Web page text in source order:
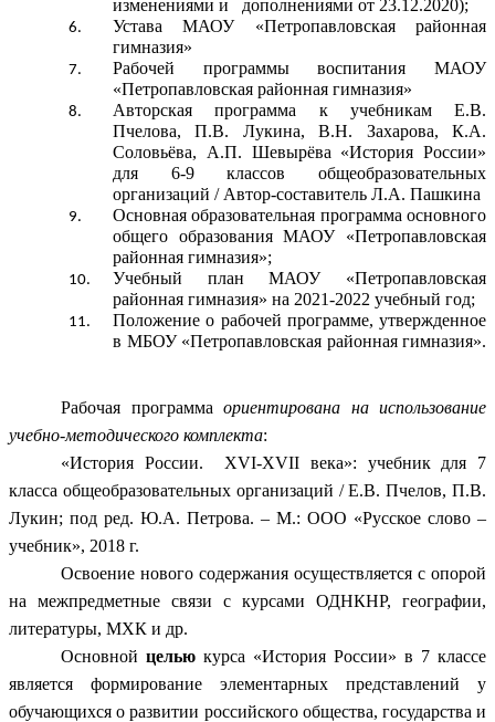
изменениями и дополнениями от 23.12.2020);
Устава МАОУ «Петропавловская районная
гимназия»
Рабочей программы воспитания МАОУ
«Петропавловская районная гимназия»
Авторская программа к учебникам Е.В.
Пчелова, П.В. Лукина, В.Н. Захарова, К.А.
Соловьёва, А.П. Шевырёва «История России»
для 6-9 классов общеобразовательных
организаций / Автор-составитель Л.А. Пашкина
Основная образовательная программа основного
общего образования МАОУ «Петропавловская
районная гимназия»;
Учебный план МАОУ «Петропавловская
районная гимназия» на 2021-2022 учебный год;
Положение о рабочей программе, утвержденное
в МБОУ «Петропавловская районная гимназия».
Рабочая программаориентирована на использование
учебно-методического комплекта:
«История России. XVI-XVII века»: учебник для 7
класса общеобразовательных организаций / Е.В. Пчелов, П.В.
Лукин; под ред. Ю.А. Петрова. – М.: ООО «Русское слово –
учебник», 2018 г.
Освоение нового содержания осуществляется с опорой
на межпредметные связи с курсами ОДНКНР, географии,
литературы, МХК и др.
Основнойцелью курса «История России» в 7 классе
является формирование элементарных представлений у
обучающихся о развитии российского общества, государства и